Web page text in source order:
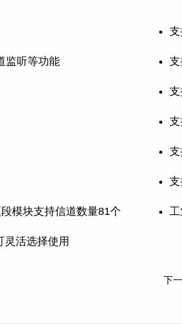
监听等功能
模块支持信道数量81个
灵活选择使用
下